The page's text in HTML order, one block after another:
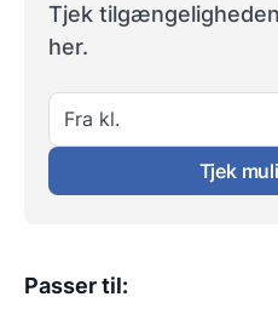
Tjek
her.
Fra kl.
Tjek
Passer til: